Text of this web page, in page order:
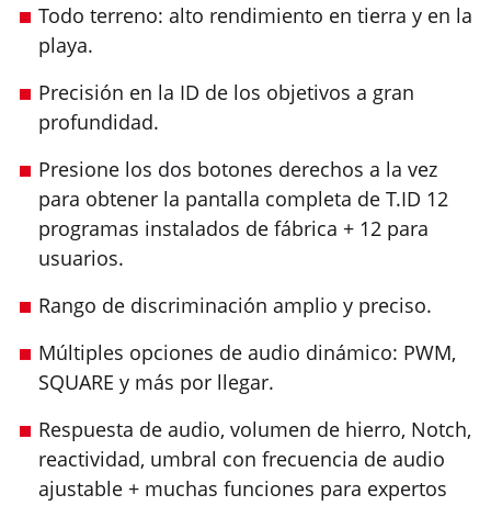
Todo terreno: alto rendimiento en tierra y en la
playa.
Precisión en la ID de los objetivos a gran
profundidad.
Presione los dos botones derechos a la vez
para obtener la pantalla completa de T.ID 12
programas instalados de fábrica + 12 para
usuarios.
Rango de discriminación amplio y preciso.
Múltiples opciones de audio dinámico: PWM,
SQUARE y más por llegar.
Respuesta de audio, volumen de hierro, Notch,
reactividad, umbral con frecuencia de audio
ajustable + muchas funciones para expertos